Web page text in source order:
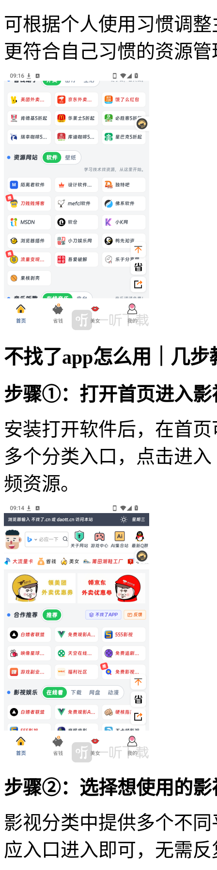
可根据个人使用习惯调
更符合自己习惯的资源
不找了app怎么用｜几
步骤①：打开首页进入影
安装打开软件后，在首
多个分类入口，点击进
频资源。
步骤②：选择想使用的影
影视分类中提供多个不
应入口进入即可，无需